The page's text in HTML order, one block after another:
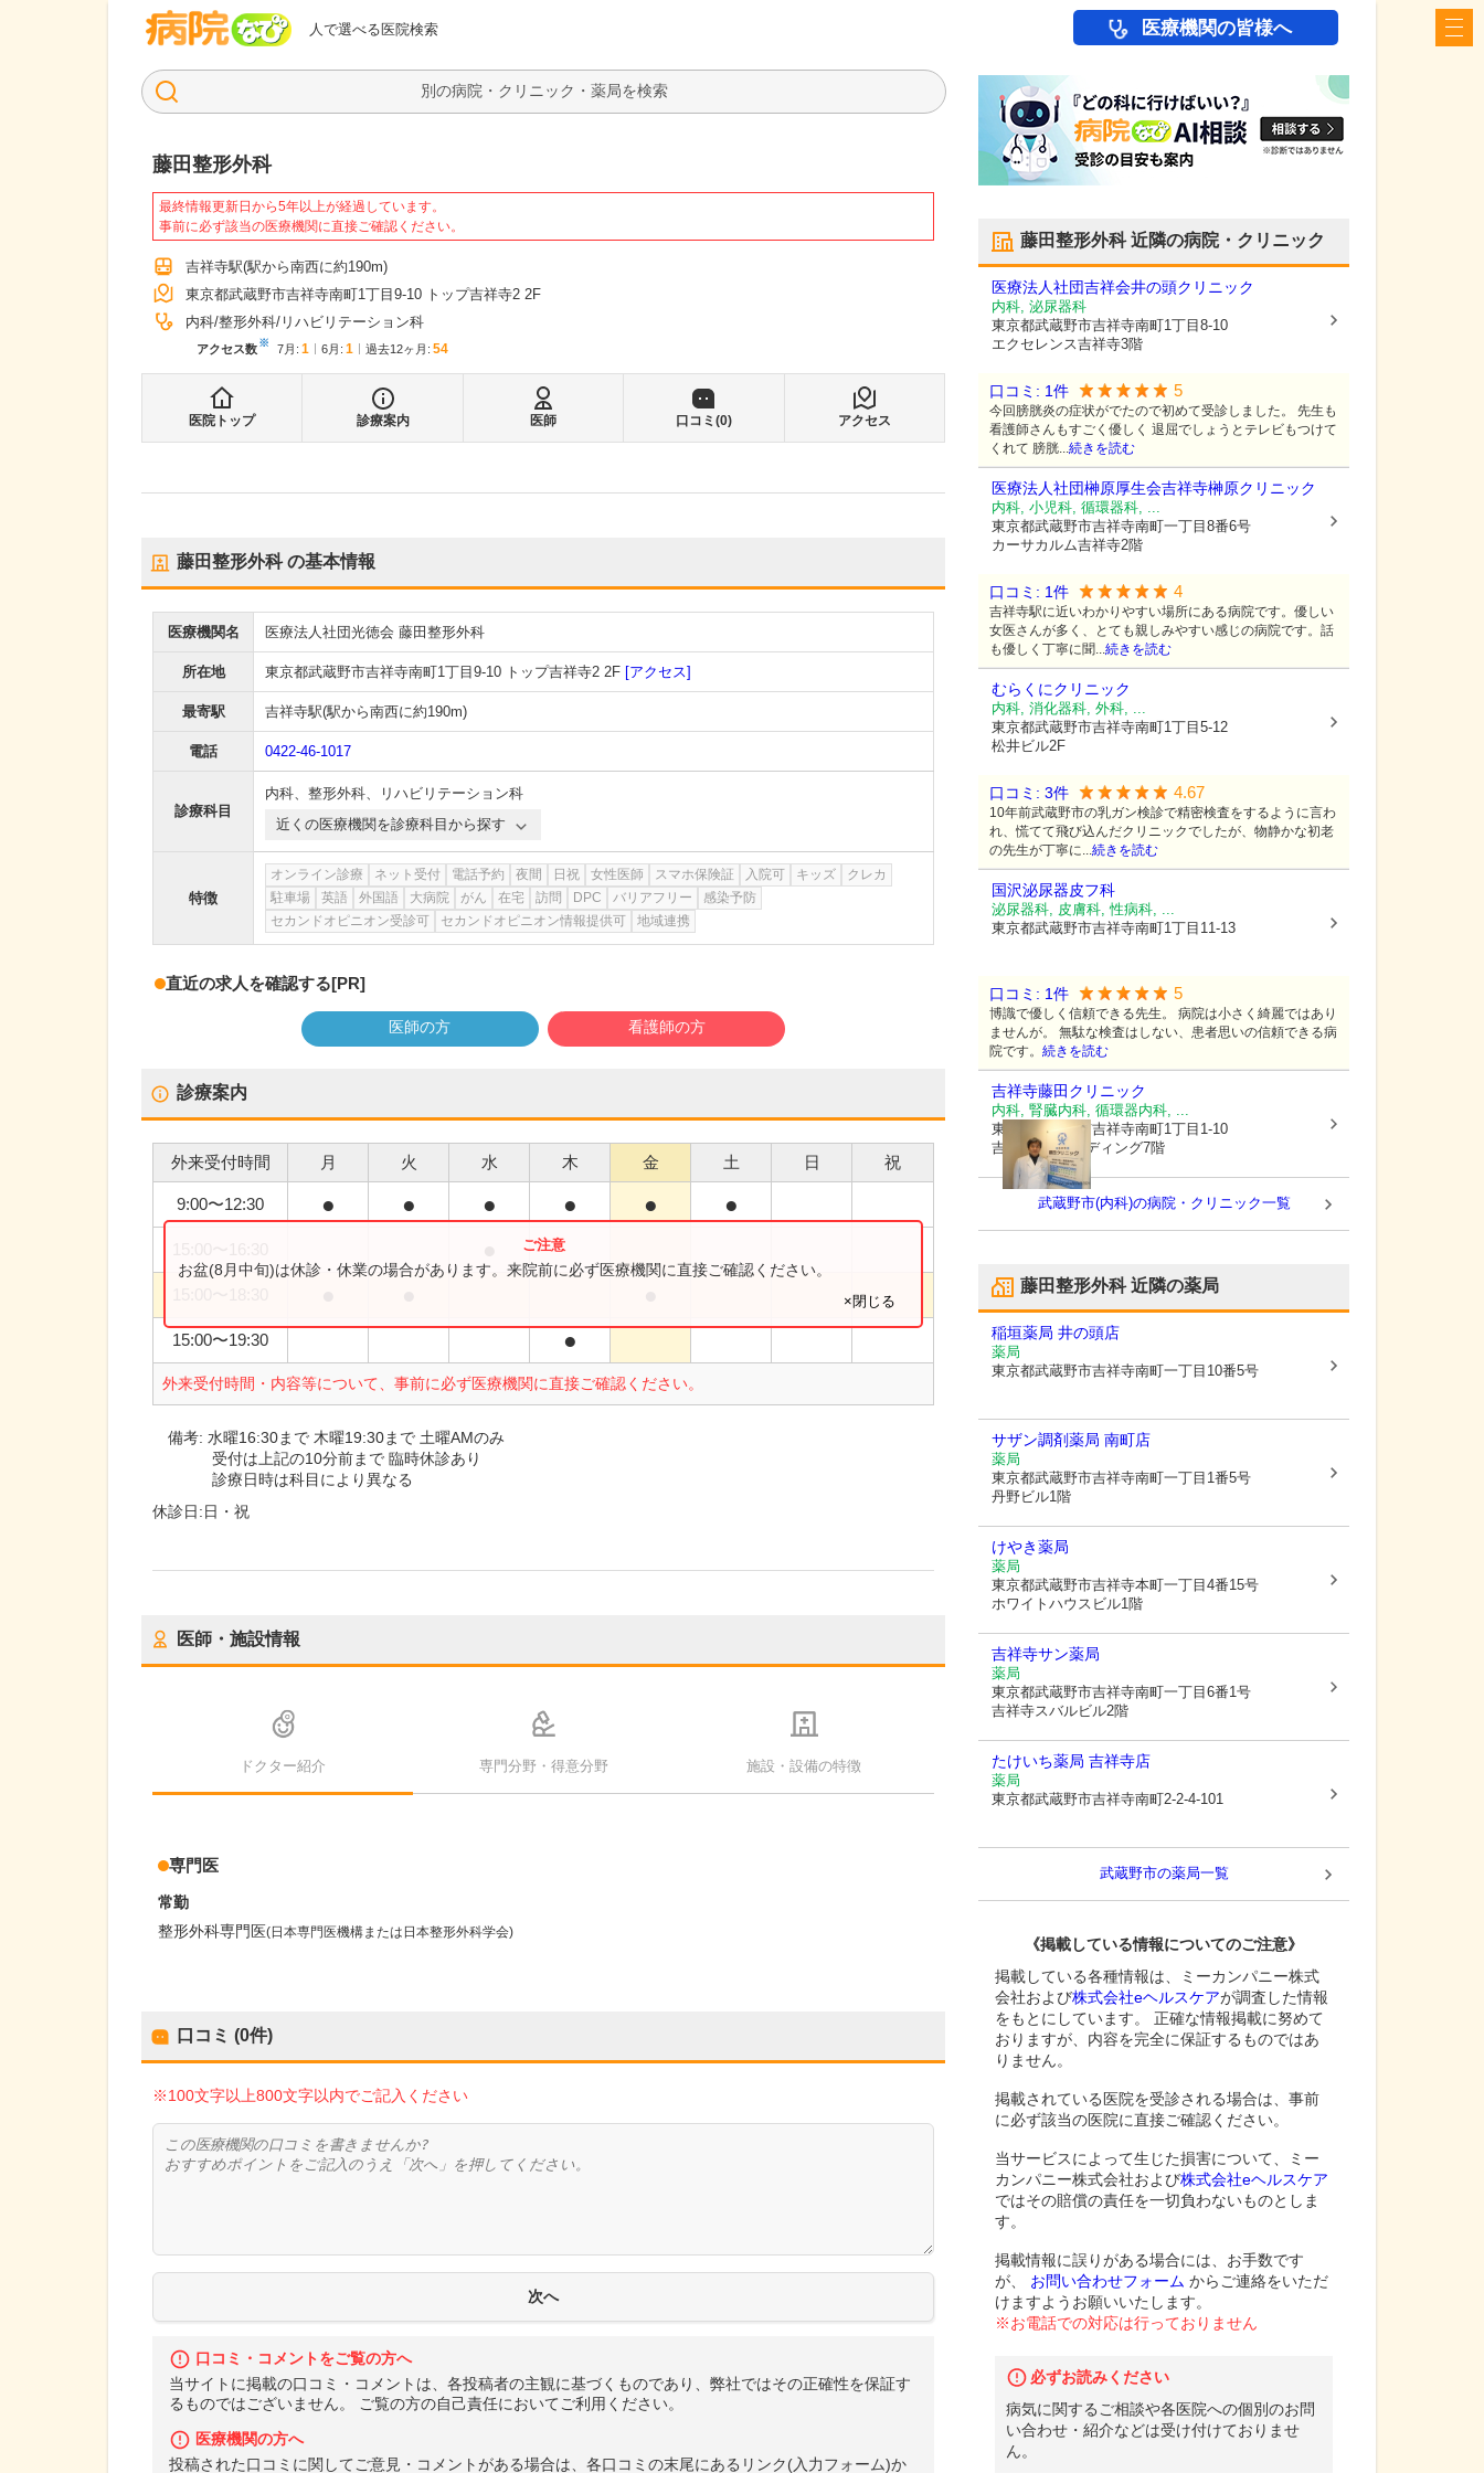
人で選べる医院検索
病院なび 医療機関の皆様へ
検索
藤田整形外科
最終情報更新日から5年以上が経過しています。
事前に必ず該当の医療機関に直接ご確認ください。
吉祥寺駅(駅から南西に約190m)
東京都武蔵野市吉祥寺南町1丁目9-10 トップ吉祥寺2 2F
内科 整形外科 リハビリテーション科
アクセス数※ 7月 : 1 6月 : 1 過去12ヶ月: 54
医院トップ 診療案内 医師 口コミ(0) アクセス
藤田整形外科の基本情報
医療機関名 医療法人社団光徳会 藤田整形外科
所在地 東京都武蔵野市吉祥寺南町1丁目9-10 トップ吉祥寺2 2F [アクセス]
最寄駅 吉祥寺駅(駅から南西に約190m)
電話 0422-46-1017
診療科目
内科、 整形外科、
リハビリテーション科
近くの医療機関を診療科目から探す
特徴
オンライン診療 ネット受付 電話予約 夜間 日祝 女性医師 スマホ保険証 入院可 キッズ
クレカ
駐車場
英語 外国語 大病院 がん 在宅 訪問 DPC バリアフリー
感染予防
セカンドオピニオン受診可
セカンドオピニオン情報提供可 地域連携
直近の求人を確認する[PR]
医師の方 看護師の方
診療案内
外来受付時間 月 火 水 木 金 土 日 祝
9:00〜12:30 ● ● ● ● ● ●
15:00〜19:30 ●
外来受付時間・内容等について、事前に必ず医療機関に直接ご確認ください。
お盆(8月中旬)は休診・休業の場合があります。来院前に必ず医療機関に直接ご確認ください。
×閉じる
備考:水曜16:30まで 木曜19:30まで 土曜AMのみ
受付は上記の10分前まで 臨時休診あり
診療日時は科目により異なる
休診日:日・祝
医師・施設情報
ドクター紹介 専門分野・得意分野 施設・設備の特徴
専門医
常勤
整形外科専門医(日本専門医機構または日本整形外科学会)
口コミ (0件)
※100文字以上800文字以内でご記入ください
口コミ・コメントをご覧の方へ
当サイトに掲載の口コミ・コメントは、各投稿者の主観に基づくものであり、弊社ではその正確性を保証す
るものではございません。 ご覧の方の自己責任においてご利用ください。
医療機関の方へ
投稿された口コミに関してご意見・コメントがある場合は、各口コミの末尾にあるリンク(入力フォーム)か
藤田整形外科近隣の病院・クリニック
医療法人社団吉祥会井の頭クリニック
内科, 泌尿器科
東京都武蔵野市吉祥寺南町1丁目8-10
エクセレンス吉祥寺3階
口コミ: 1件 5
今回膀胱炎の症状がでたので初めて受診しました。 先生も
看護師さんもすごく優しく 退屈でしょうとテレビもつけて
くれて 膀胱...続きを読む
医療法人社団榊原厚生会吉祥寺榊原クリニック
内科, 小児科, 循環器科, ...
東京都武蔵野市吉祥寺南町一丁目8番6号
カーサカルム吉祥寺2階
口コミ: 1件 4
吉祥寺駅に近いわかりやすい場所にある病院です。優しい
女医さんが多く、とても親しみやすい感じの病院です。話
も優しく丁寧に聞...続きを読む
むらくにクリニック
内科, 消化器科, 外科, ...
東京都武蔵野市吉祥寺南町1丁目5-12
松井ビル2F
口コミ: 3件 4.67
10年前武蔵野市の乳ガン検診で精密検査をするように言わ
れ、慌てて飛び込んだクリニックでしたが、物静かな初老
の先生が丁寧に...続きを読む
国沢泌尿器皮フ科
泌尿器科, 皮膚科, 性病科, ...
東京都武蔵野市吉祥寺南町1丁目11-13
口コミ: 1件 5
博識で優しく信頼できる先生。 病院は小さく綺麗ではあり
ませんが。 無駄な検査はしない、患者思いの信頼できる病
院です。 続きを読む
吉祥寺藤田クリニック
内科, 腎臓内科, 循環器内科, ...
東京都武蔵野市吉祥寺南町1丁目1-10
吉祥寺MAビルディング7階
武蔵野市(内科)の病院・クリニック一覧
藤田整形外科近隣の薬局
稲垣薬局 井の頭店
薬局
東京都武蔵野市吉祥寺南町一丁目10番5号
サザン調剤薬局 南町店
薬局
東京都武蔵野市吉祥寺南町一丁目1番5号
丹野ビル1階
けやき薬局
薬局
東京都武蔵野市吉祥寺本町一丁目4番15号
ホワイトハウスビル1階
吉祥寺サン薬局
薬局
東京都武蔵野市吉祥寺南町一丁目6番1号
吉祥寺スバルビル2階
たけいち薬局 吉祥寺店
薬局
東京都武蔵野市吉祥寺南町2-2-4-101
武蔵野市の薬局一覧
《掲載している情報についてのご注意》
掲載している各種情報は、ミーカンパニー株式
会社および株式会社eヘルスケアが調査した情報
をもとにしています。 正確な情報掲載に努めて
おりますが、内容を完全に保証するものではあ
りません。
掲載されている医院を受診される場合は、事前
に必ず該当の医院に直接ご確認ください。
当サービスによって生じた損害について、ミー
カンパニー株式会社および株式会社eヘルスケア
ではその賠償の責任を一切負わないものとしま
す。
掲載情報に誤りがある場合には、お手数です
が、
お問い合わせフォーム からご連絡をいただ
けますようお願いいたします。
※お電話での対応は行っておりません
必ずお読みください
病気に関するご相談や各医院への個別のお問
い合わせ・紹介などは受け付けておりませ
ん。